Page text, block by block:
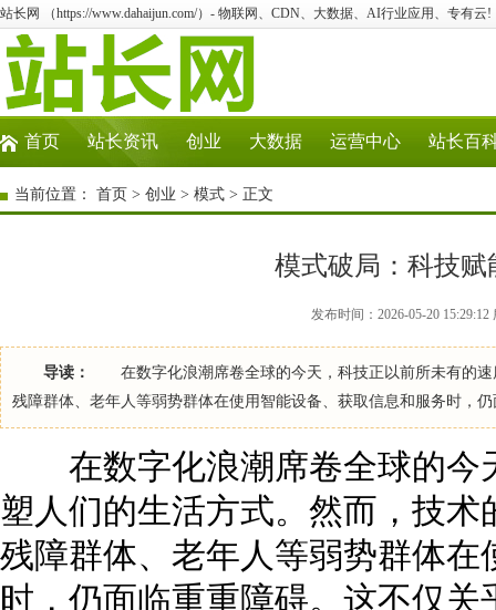
站长网 （https://www.dahaijun.com/）- 物联网、CDN、大数据、AI行业应用、专有云!
首页 站长资讯 创业 大数据 运营中心 站长百
当前位置： 首页 > 创业 > 模式 > 正文
模式破局：科技
发布时间：2026-05-20
导读：
在数字化浪潮席卷全球的今天，科技正以前所未有的速
残障群体、老年人等弱势群体在使用智能设备、获取信息和服务时，
在数字化浪潮席卷全球的今
塑人们的生活方式。然而，技
残障群体、老年人等弱势群体
时，仍面临重重障碍。这不仅